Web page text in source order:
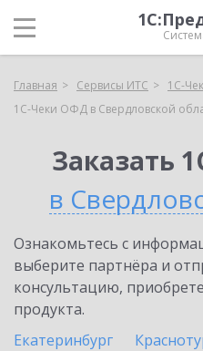
Главная Сервисы ИТС
1С-
1С-Чеки ОФД в Свердловской
Заказать
в
Ознакомьтесь с
выберите партнёра и
консультацию,
продукта.
Екатеринбург